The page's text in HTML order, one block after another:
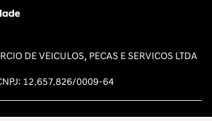
DE VEICULOS, PECAS E SERVICOS LTDA
12.657.826/0009-64